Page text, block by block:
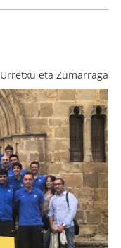
Urretxu eta Zumarraga